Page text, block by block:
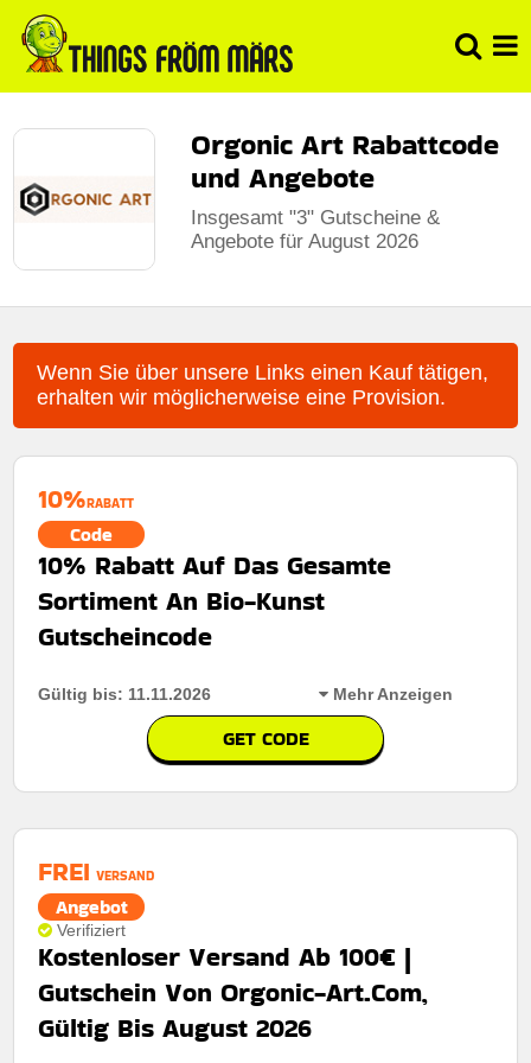
Orgonic Art Rabattcode
und Angebote
Insgesamt "3" Gutscheine &
Angebote für August 2026
Wenn Sie über unsere Links einen Kauf tätigen,
erhalten wir möglicherweise eine Provision.
10%RABATT
Code
10% Rabatt Auf Das Gesamte
Sortiment An Bio-Kunst
Gutscheincode
Gültig bis: 11.11.2026 Mehr Anzeigen
GET CODE
Berechtigung:
Art des Angebots:
Kumulierbar:Nicht mit anderen Aktionen kombinierbar
Bedingungen:
Nutzungsbedingungen auf der Website des Händlers.
FREI VERSAND
Angebot
Verifiziert
Kostenloser Versand Ab 100€ |
Gutschein Von Orgonic-Art.Com,
Gültig Bis August 2026